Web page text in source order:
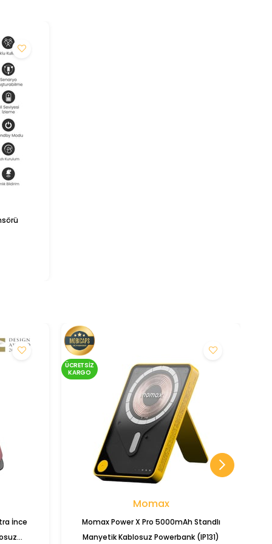
İnce
Momax
Momax Power X Pro 5000mAh Standlı
Manyetik Kablosuz Powerbank (IP131)
ÜCRETSIZ
KARGO